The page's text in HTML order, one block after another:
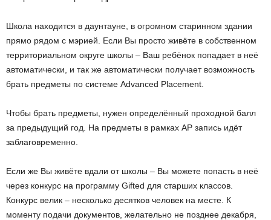
Школа находится в даунтауне, в огромном старинном здании
прямо рядом с мэрией. Если Вы просто живёте в собственном
территориальном округе школы – Ваш ребёнок попадает в неё
автоматически, и так же автоматически получает возможность
брать предметы по системе Advanced Placement.
Чтобы брать предметы, нужен определённый проходной балл
за предыдущий год. На предметы в рамках АР запись идёт
заблаговременно.
Если же Вы живёте вдали от школы – Вы можете попасть в неё
через конкурс на программу Gifted для старших классов.
Конкурс велик – несколько десятков человек на месте. К
моменту подачи документов, желательно не позднее декабря,